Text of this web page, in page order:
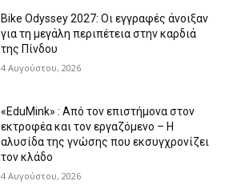
Bike Odyssey 2027: Οι εγγραφές άνοιξαν
για τη μεγάλη περιπέτεια στην καρδιά
της Πίνδου
4 Αυγούστου, 2026
«EduMink» : Από τον επιστήμονα στον
εκτροφέα και τον εργαζόμενο – Η
αλυσίδα της γνώσης που εκσυγχρονίζει
τον κλάδο
4 Αυγούστου, 2026